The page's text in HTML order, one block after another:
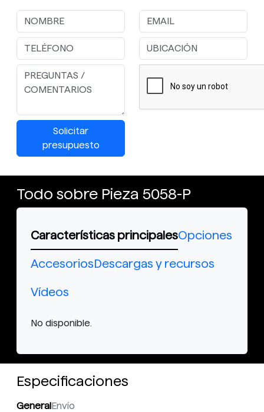
Solicitar
presupuesto
Todo sobre Pieza 5058-P
Características principalesOpciones
AccesoriosDescargas y recursos
Vídeos
No disponible.
Especificaciones
GeneralEnvío